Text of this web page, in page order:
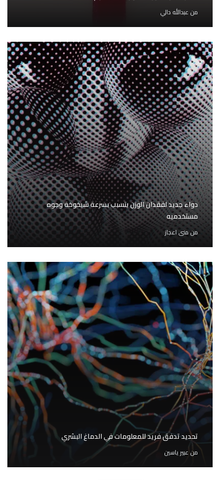
من عبدالله دالي
دواء جديد لفقدان الوزن يتسبب بسرعة شيخوخة وجوه
مستخدميه
منمنى اعجاز
تحديد تدفق فريد للمعلومات في الدماغ البشري
من عبير ياسين